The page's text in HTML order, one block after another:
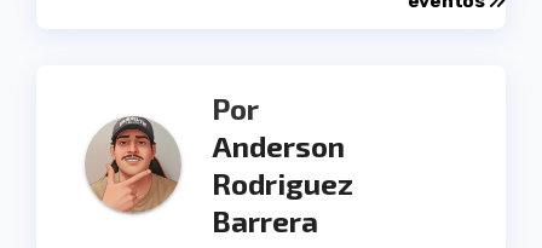
Por
Anderson
Rodriguez
Barrera